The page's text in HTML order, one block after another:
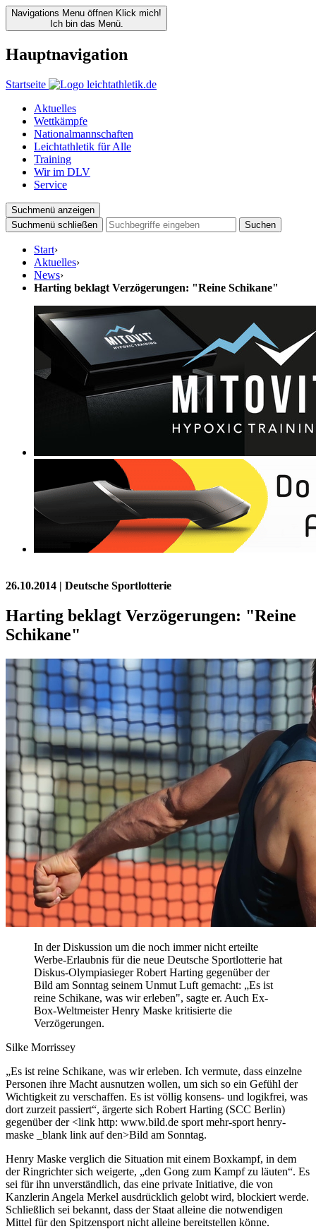
Navigations Menu öffnen Klick mich!
Ich bin das Menü.
Hauptnavigation
Startseite
Aktuelles
Wettkämpfe
Nationalmannschaften
Leichtathletik für Alle
Training
Wir im DLV
Service
Suchmenü anzeigen
Suchmenü schließen
Suchen
Start›
Aktuelles›
News›
Harting beklagt Verzögerungen: "Reine Schikane"
26.10.2014 | Deutsche Sportlotterie
Harting beklagt Verzögerungen: "Reine
Schikane"
In der Diskussion um die noch immer nicht erteilte
Werbe-Erlaubnis für die neue Deutsche Sportlotterie hat
Diskus-Olympiasieger Robert Harting gegenüber der
Bild am Sonntag seinem Unmut Luft gemacht: „Es ist
reine Schikane, was wir erleben", sagte er. Auch Ex-
Box-Weltmeister Henry Maske kritisierte die
Verzögerungen.
Silke Morrissey
„Es ist reine Schikane, was wir erleben. Ich vermute, dass einzelne
Personen ihre Macht ausnutzen wollen, um sich so ein Gefühl der
Wichtigkeit zu verschaffen. Es ist völlig konsens- und logikfrei, was
dort zurzeit passiert“, ärgerte sich Robert Harting (SCC Berlin)
gegenüber der <link http: www.bild.de sport mehr-sport henry-
maske _blank link auf den>Bild am Sonntag.
Henry Maske verglich die Situation mit einem Boxkampf, in dem
der Ringrichter sich weigerte, „den Gong zum Kampf zu läuten“. Es
sei für ihn unverständlich, das eine private Initiative, die von
Kanzlerin Angela Merkel ausdrücklich gelobt wird, blockiert werde.
Schließlich sei bekannt, dass der Staat alleine die notwendigen
Mittel für den Spitzensport nicht alleine bereitstellen könne.